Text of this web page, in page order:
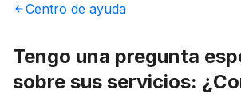
Centro de ayuda
Tengo una pregunta
sobre sus servicios: